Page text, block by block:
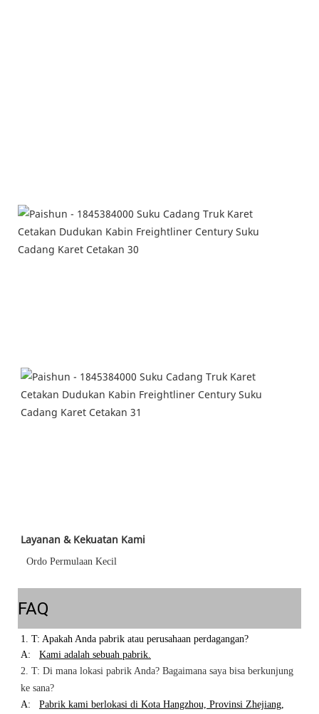
Layanan & Kekuatan Kami
Ordo Permulaan Kecil
FAQ
1. T: Apakah Anda pabrik atau perusahaan perdagangan?
A:
Kami adalah sebuah pabrik.
2. T: Di mana lokasi pabrik Anda? Bagaimana saya bisa berkunjung
ke sana?
A:
Pabrik kami berlokasi di Kota Hangzhou, Provinsi Zhejiang,